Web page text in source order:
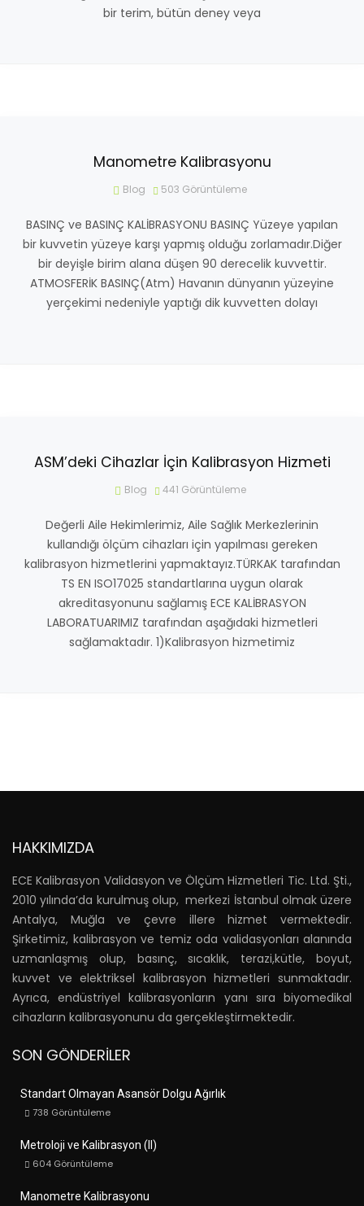
bir terim, bütün deney veya
Manometre Kalibrasyonu
Blog 503 Görüntüleme
BASINÇ ve BASINÇ KALİBRASYONU BASINÇ Yüzeye yapılan
bir kuvvetin yüzeye karşı yapmış olduğu zorlamadır.Diğer
bir deyişle birim alana düşen 90 derecelik kuvvettir.
ATMOSFERİK BASINÇ(Atm) Havanın dünyanın yüzeyine
yerçekimi nedeniyle yaptığı dik kuvvetten dolayı
ASM’deki Cihazlar İçin Kalibrasyon Hizmeti
Blog 441 Görüntüleme
Değerli Aile Hekimlerimiz, Aile Sağlık Merkezlerinin
kullandığı ölçüm cihazları için yapılması gereken
kalibrasyon hizmetlerini yapmaktayız.TÜRKAK tarafından
TS EN ISO17025 standartlarına uygun olarak
akreditasyonunu sağlamış ECE KALİBRASYON
LABORATUARIMIZ tarafından aşağıdaki hizmetleri
sağlamaktadır. 1)Kalibrasyon hizmetimiz
HAKKIMIZDA
ECE Kalibrasyon Validasyon ve Ölçüm Hizmetleri Tic. Ltd. Şti.,
2010 yılında’da kurulmuş olup, merkezi İstanbul olmak üzere
Antalya, Muğla ve çevre illere hizmet vermektedir.
Şirketimiz, kalibrasyon ve temiz oda validasyonları alanında
uzmanlaşmış olup, basınç, sıcaklık, terazi,kütle, boyut,
kuvvet ve elektriksel kalibrasyon hizmetleri sunmaktadır.
Ayrıca, endüstriyel kalibrasyonların yanı sıra biyomedikal
cihazların kalibrasyonunu da gerçekleştirmektedir.
SON GÖNDERILER
Standart Olmayan Asansör Dolgu Ağırlık
738 Görüntüleme
Metroloji ve Kalibrasyon (II)
604 Görüntüleme
Manometre Kalibrasyonu